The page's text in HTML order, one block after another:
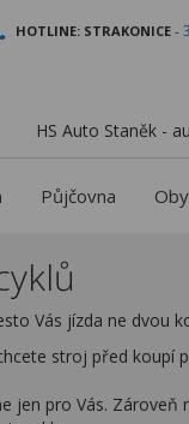
HOTLINE: STRAKONICE -
HS Auto Staněk -
Půjčovna
Vás jízda ne dvou
stroj před koupí
jen pro Vás.